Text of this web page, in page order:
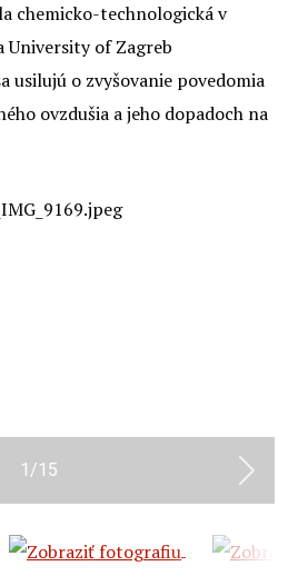
chemicko-technologická v
University of Zagreb
usilujú o zvyšovanie povedomia
ovzdušia a jeho dopadoch na
Next
1 /15